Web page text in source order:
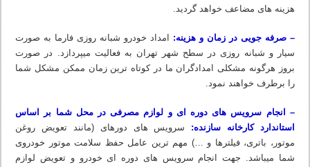
هزینه های مضاعف خواهد گردید.
– صرفه جویی در زمان و هزینه:
امداد خودرو شبانه روزی فارما به صورت
سیار و شبانه روزی در سطح شهر تهران به فعالیت میپردازد. در صورت
بروز هرگونه مشکلی امدادگران ما در کوتاه ترین زمان ممکن مشکل شما
را برطرف خواهند نمود.
– انجام سرویس های دوره ای و لوازم مصرفی در محل شما بر اساس
استاندارد کارخانه سازنده: سرویس های دورهای (مانند تعویض روغن
موتور، باتری، فیلترها و …) مهم ترین عامل حفظ سلامت موتور خودروی
شما میباشد. جهت انجام سرویس های دوره ای خودرو و تعویض لوازم